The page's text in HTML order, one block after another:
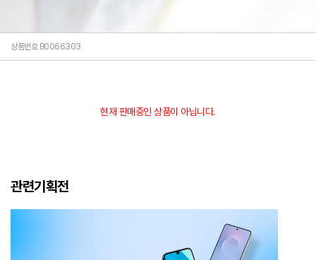
상품번호 B0066303
현재 판매중인 상품이 아닙니다.
관련기획전